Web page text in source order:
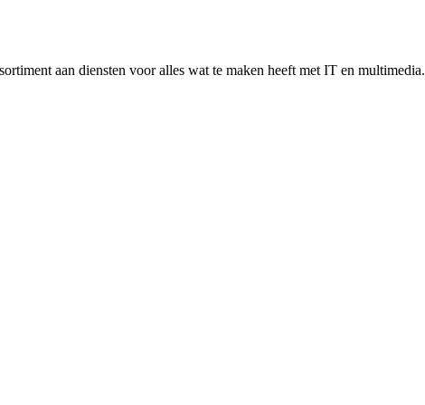
aan diensten voor alles wat te maken heeft met IT en multimedia.